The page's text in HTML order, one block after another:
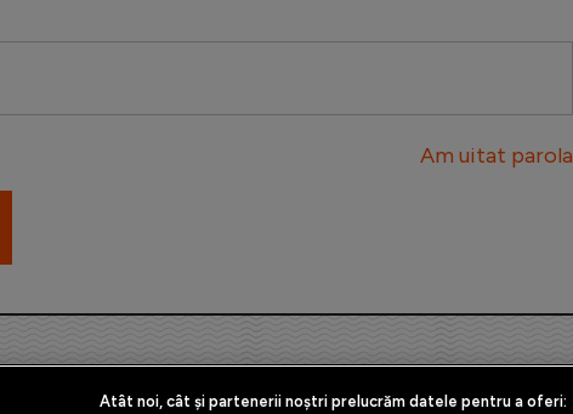
Am uitat parola
Atât noi, cât și partenerii noștri prelucrăm datele pentru a oferi: